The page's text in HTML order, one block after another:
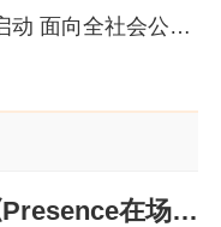
首届科学家精神文创作品交流展示活动正式启动 面向全社会公开征集作品
中国艺术家、设计师周洁欧洲首展《Presence在场》亮相巴塞罗那皇家艺术协会